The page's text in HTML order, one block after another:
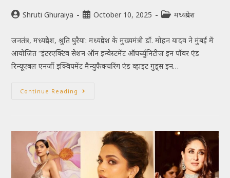
Shruti Ghuraiya October 10, 2025 मध्यप्रदेश
जनतंत्र, मध्यप्रदेश, श्रुति घुरैया: मध्यप्रदेश के मुख्यमंत्री डॉ. मोहन यादव ने मुंबई में
आयोजित “इंटरएक्टिव सेशन ऑन इन्वेस्टमेंट ऑपर्च्युनिटीज इन पॉवर एंड
रिन्यूएबल एनर्जी इक्विपमेंट मैन्युफैक्चरिंग एंड व्हाइट गुड्स इन…
Continue Reading